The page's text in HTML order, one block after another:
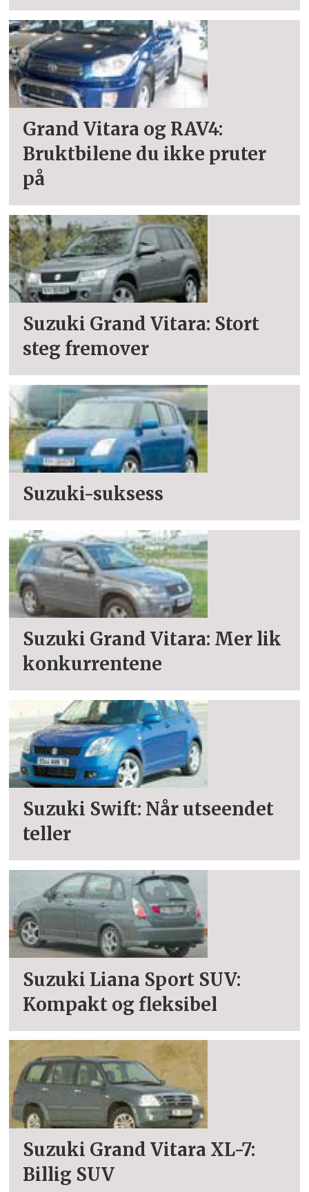
Grand Vitara og RAV4:
Bruktbilene du ikke pruter
på
Suzuki Grand Vitara: Stort
steg fremover
Suzuki-suksess
Suzuki Grand Vitara: Mer lik
konkurrentene
Suzuki Swift: Når utseendet
teller
Suzuki Liana Sport SUV:
Kompakt og fleksibel
Suzuki Grand Vitara XL-7:
Billig SUV